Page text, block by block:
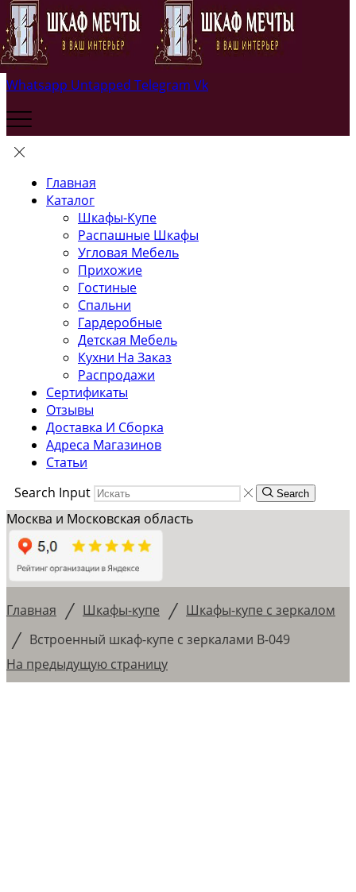
Whatsapp Untapped Telegram Vk
Главная
Каталог
Шкафы-Купе
Распашные Шкафы
Угловая Мебель
Прихожие
Гостиные
Спальни
Гардеробные
Детская Мебель
Кухни На Заказ
Распродажи
Сертификаты
Отзывы
Доставка И Сборка
Адреса Магазинов
Статьи
Search Input
Search
Москва и Московская область
Главная / Шкафы-купе / Шкафы-купе с зеркалом
/ Встроенный шкаф-купе с зеркалами В-049
На предыдущую страницу